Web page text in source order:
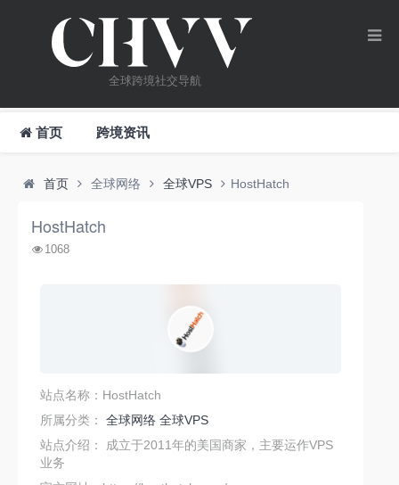
全球跨境社交导航
首页 跨境资讯
首页 全球网络 全球VPS HostHatch
HostHatch
1068
站点名称：HostHatch
所属分类： 全球网络 全球VPS
站点介绍：
成立于2011年的美国商家，主要运作VPS
业务